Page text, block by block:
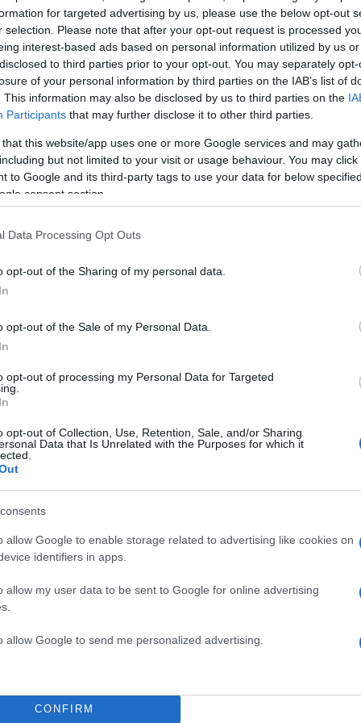
for targeted advertising by us, please use the below opt-out
selection. Please note that after your opt-out request is processed
interest-based ads based on personal information utilized by us
to third parties prior to your opt-out. You may separately
of your personal information by third parties on the IAB’s list of
This information may also be disclosed by us to third parties on the
Participants that may further disclose it to other third parties.
that this website/app uses one or more Google services and may
but not limited to your visit or usage behaviour. You may
to Google and its third-party tags to use your data for below
consent section.
Data Processing Opt Outs
opt-out of the Sharing of my personal data.
opt-out of the Sale of my Personal Data.
opt-out of processing my Personal Data for Targeted
opt-out of Collection, Use, Retention, Sale, and/or Sharing
Data that Is Unrelated with the Purposes for which it
allow Google to enable storage related to advertising like cookies on
identifiers in apps.
allow my user data to be sent to Google for online advertising
allow Google to send me personalized advertising.
CONFIRM
άνεμοι
και
σε
εξέδωσε
Καιρός: Άρχισαν τα…
Στα λευκά η Θεσσαλία –